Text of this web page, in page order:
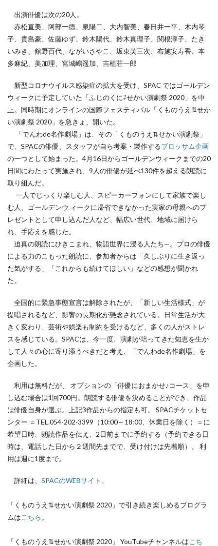
出演俳優は次の20人。
赤松直美、阿部一徳、泉陽二、大内智美、春日井一平、木内琴
子、貴島豪、佐藤ゆず、鈴木陽代、鈴木真理子、関根淳子、たき
いみき、舘野百代、ながいさやこ、坂東芙三次、布施安寿香、本
多麻紀、美加理、宮城嶋遥加、吉植荘一郎
新型コロナウイルス感染症の拡大を受け、SPAC ではゴールデン
ウィークに予定していた「ふじのくに⇄せかい演劇祭 2020」を中
止。同時期にオンラインの国際フェスティバル「くものうえ⇅せか
い演劇祭 2020」を急きょ、開いた。
「でんわde名作劇場」は、その「くものうえ⇅せかい演劇祭」
で、SPACの俳優、スタッフが自ら考案・製作するブロッサム企画
の一つとして始まった。4月16日からゴールデンウィークまでの20
日間にわたって実施され、9人の俳優が延べ130件を超える朗読に
取り組んだ。
一人でじっくり楽しむ人、スピーカーフォンにして家族で楽し
む人、ゴールデンウ ィークに帰省できなかった実家の母親へのプ
レゼントとして申し込んだ人など、幅広い世代、地域に届けら
れ、手応えを感じた。
迫真の朗読にひきこまれ、物語世界に浸る人たち—。プロの俳優
による力のこもった朗読に、参加者からは「久しぶりに生き返っ
た気がする」「これからも続けてほしい」などの感想が聞かれ
た。
全国的に緊急事態宣言は解除されたが、「新しい生活様式」が
提唱されるなど、影響の長期化が懸念されている。日常生活が大
きく変わり、芸術や娯楽も制約を受けるなど、多くの人がストレ
スを感じている。SPACは、今一度、演劇が培ってきた知恵を生か
して人々の心に寄り添うべきだと考え、「でんわde名作劇場」を
企画した。
利用は無料だが、 オプションの「俳優におまかせ♪コース」を申
し込む場合は1回700円。朗読する俳優を決めることができ、作品
は俳優自身が選ぶ。上記3作品からの指定も可。 SPACチケットセ
ンター ＝TEL.054-202-3399（10:00～18:00、休業日を除く）＝に
希望日時、朗読作品を伝え、2日前までに予約する（予約できる日
時は、電話した日から２週間先までで、受け付けは先着順）。 利
用は週に1度まで。
詳細は、 SPACのWEBサイト。
「くものうえ⇅せかい演劇祭 2020」で引き続き楽しめるプログラ
ムはこちら 。
「くものうえ⇅せかい演劇祭 2020」 YouTubeチャンネルはこち